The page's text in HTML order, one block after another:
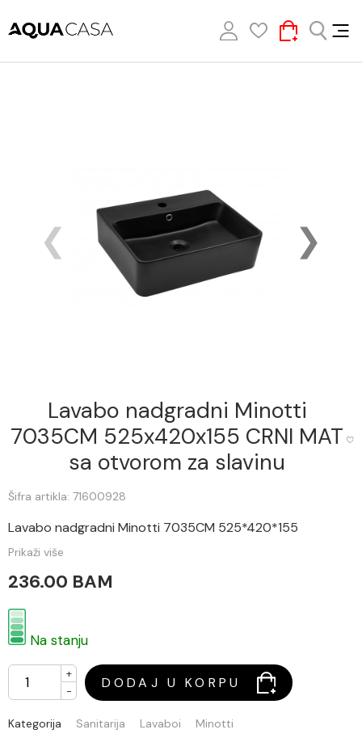
Lavabo nadgradni Minotti
7035CM 525x420x155 CRNI MAT
sa otvorom za slavinu
Šifra artikla: 71600928
Lavabo nadgradni Minotti 7035CM 525*420*155
Prikaži više
236.00 BAM
Na stanju
+
-
DODAJ U KORPU
Kategorija Sanitarija Lavaboi Minotti